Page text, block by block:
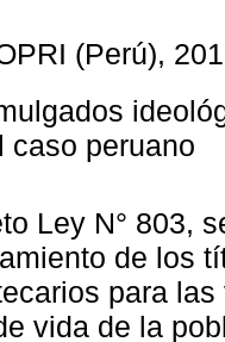
(Perú),
caso peruano
Ley N° 803,
de los
para
vida de la